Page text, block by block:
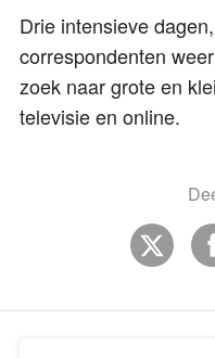
Drie intensieve
correspondenten
zoek naar grote en
televisie en online.